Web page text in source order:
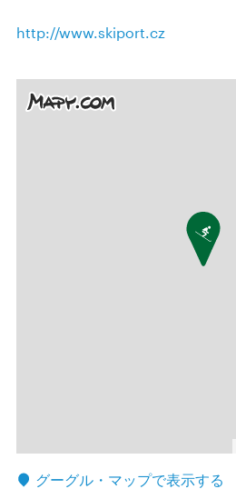
http://www.skiport.cz
グーグル・マップで表示する